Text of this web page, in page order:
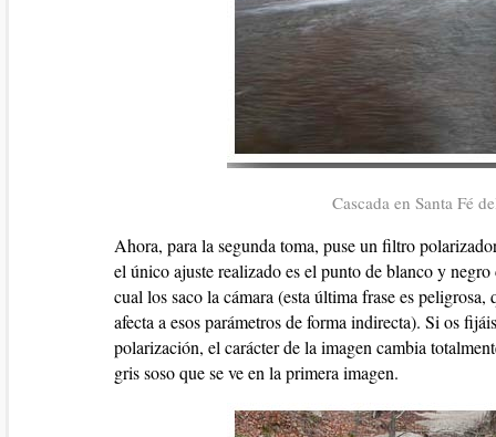
Cascada en Santa Fé
Ahora, para la segunda toma, puse un filtro
el único ajuste realizado es el punto de blanco y
cual los saco la cámara (esta última frase es
afecta a esos parámetros de forma indirecta). Si os
polarización, el carácter de la imagen cambia
gris soso que se ve en la primera imagen.